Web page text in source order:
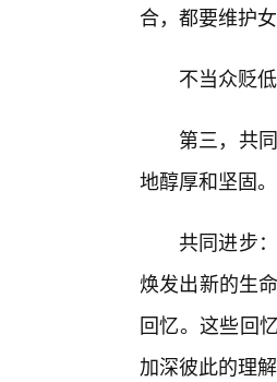
合，都要维护
不当众贬
第三，共
地醇厚和坚固。
共同进步
焕发出新的生
回忆。这些回
加深彼此的理解